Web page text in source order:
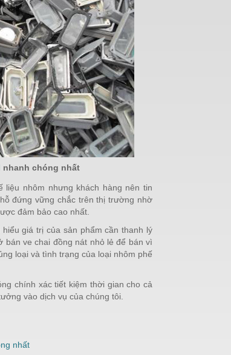
nhanh chóng nhất
nhôm nhưng khách hàng nên tin
đứng vững chắc trên thị trường nhờ
đảm bảo cao nhất.
giá trị của sản phẩm cần thanh lý
bán ve chai đồng nát nhỏ lẻ để bán vì
loại và tình trạng của loại nhôm phế
chính xác tiết kiệm thời gian cho cả
vào dịch vụ của chúng tôi.
nhất